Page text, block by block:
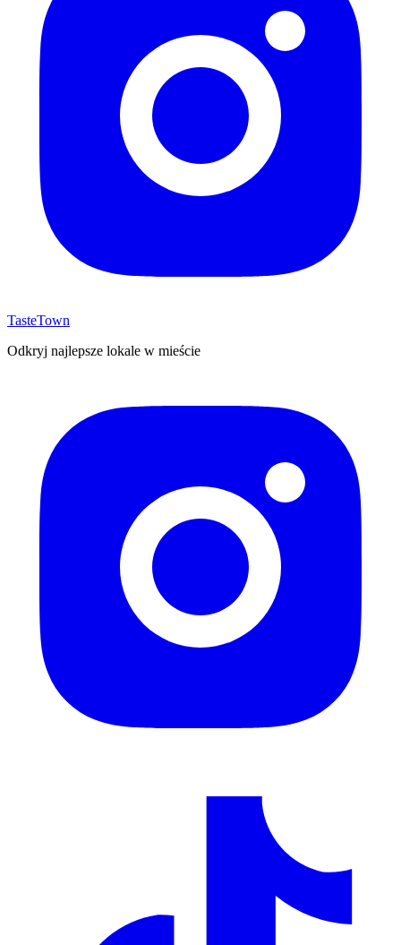
TasteTown
Odkryj najlepsze lokale w mieście